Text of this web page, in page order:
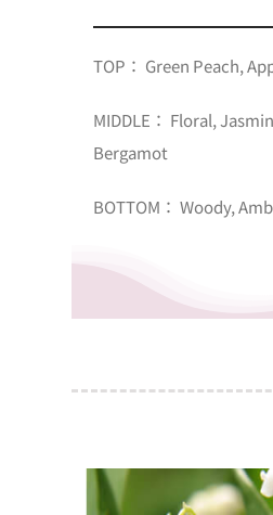
TOP： Green Peach,
MIDDLE： Floral,
Bergamot
BOTTOM： Woody,